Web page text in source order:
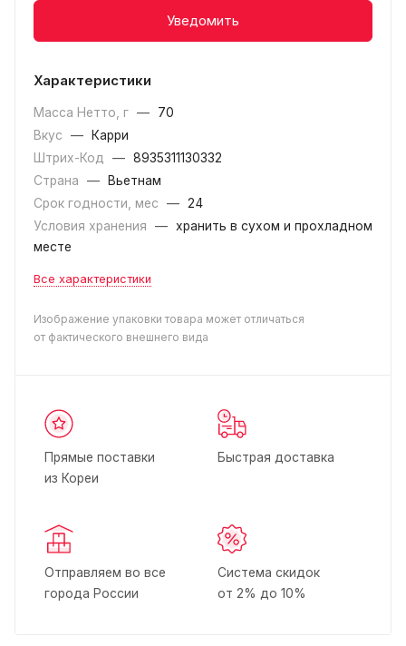
Уведомить
Характеристики
Масса Нетто, г —
70
Вкус
—
Карри
Штрих-Код
— 8935311130332
Страна
—
Вьетнам
Срок годности, мес
— 24
Условия хранения
— хранить в сухом и прохладном
месте
Все характеристики
Изображение упаковки товара может отличаться
от фактического внешнего вида
Прямые поставки
из Кореи
Быстрая доставка
Отправляем во все
города России
Система скидок
от 2% до 10%